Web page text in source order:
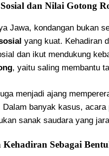
dan Nilai Gotong
Jawa, kondangan bukan
yang kuat. Kehadiran
dan ikut mendukung
, yaitu saling membantu
menjadi ajang
banyak kasus, acara
sanak saudara yang
Kehadiran Sebagai